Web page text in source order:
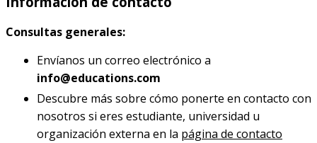
Consultas generales:
Envíanos un correo electrónico a
info@educations.com
Descubre más sobre cómo ponerte en contacto con
nosotros si eres estudiante, universidad u
organización externa en la página de contacto